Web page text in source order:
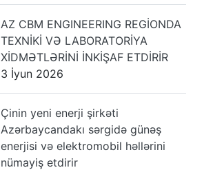
AZ CBM ENGINEERING REGİONDA
TEXNİKİ VƏ LABORATORİYA
XİDMƏTLƏRİNİ İNKİŞAF ETDİRİR
3 İyun 2026
Çinin yeni enerji şirkəti
Azərbaycandakı sərgidə günəş
enerjisi və elektromobil həllərini
nümayiş etdirir